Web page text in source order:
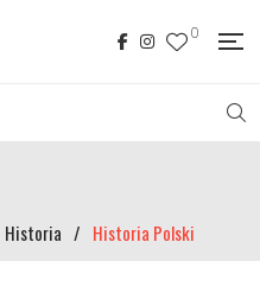
0
Historia / Historia Polski